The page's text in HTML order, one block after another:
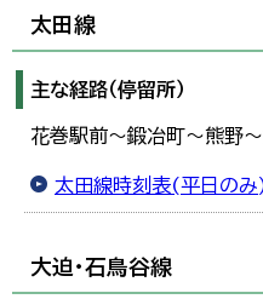
太田線
主な経路（停留所）
花巻駅前～鍛冶町～熊野
太田線時刻表(平日のみ
大迫・石鳥谷線